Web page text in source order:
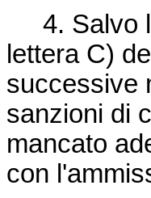
4. Salvo
lettera C)
successive
sanzioni di
mancato
con